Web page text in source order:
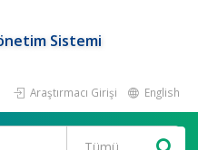
Sistemi
Araştırmacı Girişi English